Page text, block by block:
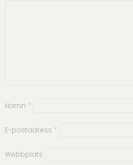
Namn *
E-postadress *
Webbplats